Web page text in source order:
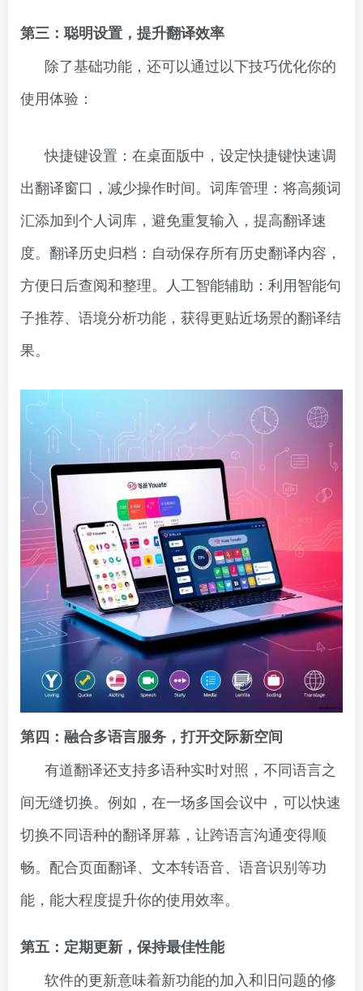
第三：聪明设置，提升翻译效率
除了基础功能，还可以通过以下技巧优化你的
使用体验：
快捷键设置：在桌面版中，设定快捷键快速调
出翻译窗口，减少操作时间。词库管理：将高频词
汇添加到个人词库，避免重复输入，提高翻译速
度。翻译历史归档：自动保存所有历史翻译内容，
方便日后查阅和整理。人工智能辅助：利用智能句
子推荐、语境分析功能，获得更贴近场景的翻译结
果。
第四：融合多语言服务，打开交际新空间
有道翻译还支持多语种实时对照，不同语言之
间无缝切换。例如，在一场多国会议中，可以快速
切换不同语种的翻译屏幕，让跨语言沟通变得顺
畅。配合页面翻译、文本转语音、语音识别等功
能，能大程度提升你的使用效率。
第五：定期更新，保持最佳性能
软件的更新意味着新功能的加入和旧问题的修